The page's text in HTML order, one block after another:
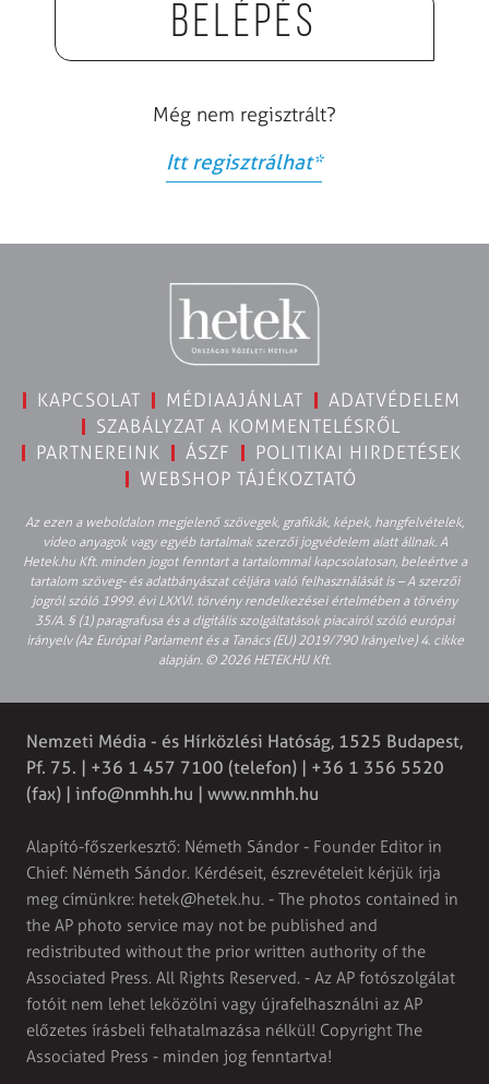
Belépés
Még nem regisztrált?
Itt regisztrálhat*
KAPCSOLAT MÉDIAAJÁNLAT
ADATVÉDELEM
SZABÁLYZAT A KOMMENTELÉSRŐL
PARTNEREINK
ÁSZF
POLITIKAI HIRDETÉSEK
WEBSHOP TÁJÉKOZTATÓ
Az ezen a weboldalon megjelenő szövegek, grafikák, képek, hangfelvételek,
video anyagok vagy egyéb tartalmak szerzői jogvédelem alatt állnak. A
Hetek.hu Kft. minden jogot fenntart a tartalommal kapcsolatosan, beleértve a
tartalom szöveg- és adatbányászat céljára való felhasználását is – A szerzői
jogról szóló 1999. évi LXXVI. törvény rendelkezései értelmében a törvény
35/A. § (1) paragrafusa és a digitális szolgáltatások piacairól szóló európai
irányelv (Az Európai Parlament és a Tanács (EU) 2019/790 Irányelve) 4. cikke
alapján. © 2026 HETEK.HU Kft.
Nemzeti Média - és Hírközlési Hatóság, 1525 Budapest,
Pf. 75. | +36 1 457 7100 (telefon) | +36 1 356 5520
(fax) | info@nmhh.hu | www.nmhh.hu
Alapító-főszerkesztő: Németh Sándor - Founder Editor in
Chief: Németh Sándor. Kérdéseit, észrevételeit kérjük írja
meg címünkre: hetek@hetek.hu. - The photos contained in
the AP photo service may not be published and
redistributed without the prior written authority of the
Associated Press. All Rights Reserved. - Az AP fotószolgálat
fotóit nem lehet leközölni vagy újrafelhasználni az AP
előzetes írásbeli felhatalmazása nélkül! Copyright The
Associated Press - minden jog fenntartva!